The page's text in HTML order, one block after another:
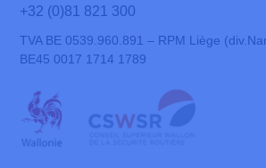
+32 (0)81 821 300
TVA BE 0539.960.891 – RPM Liège
BE45 0017 1714 1789